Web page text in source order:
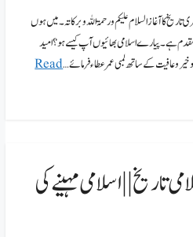
کا آغاز السلام علیکم ورحمۃ اللہ وبرکاتہ۔ میں ہوں
ہے۔پیارے اسلامی بھائیوں آپ کیسے ہو؟ امید
وعافیت کے ساتھ لمبی عمر عطاء فرمائے …Read
تاریخ || اسلامی مہینے کی